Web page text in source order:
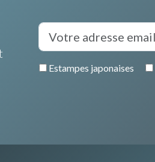
Estampes japonaises